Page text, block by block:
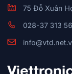
75 Đỗ Xuân
028-37 313